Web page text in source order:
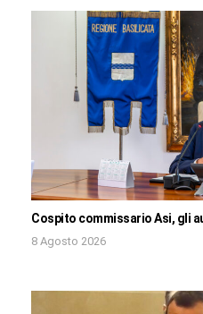
Cospito commissario Asi, gli
8 Agosto 2026